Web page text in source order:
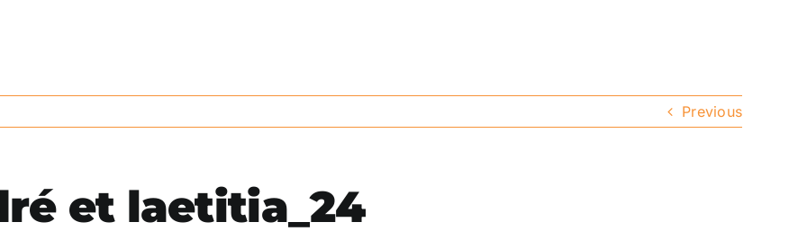
Previous
et laetitia_24